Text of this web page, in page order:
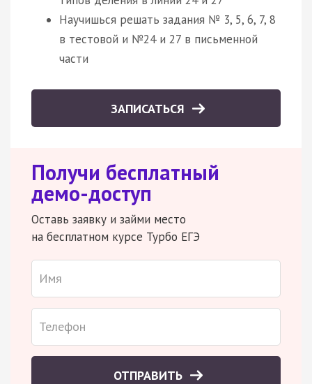
Научишься решать задания № 3, 5, 6, 7, 8
в тестовой и №24 и 27 в письменной
части
ЗАПИСАТЬСЯ
Получи бесплатный
демо-доступ
Оставь заявку и займи место
на бесплатном курсе Турбо ЕГЭ
ОТПРАВИТЬ